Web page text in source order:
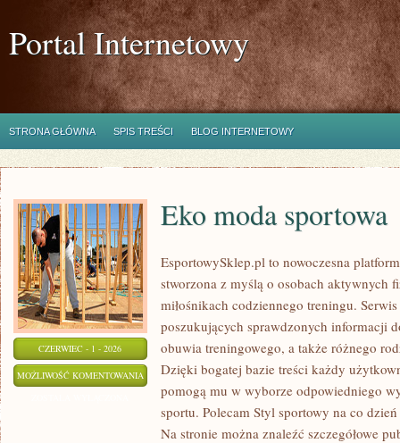
Portal Internetowy
STRONA GŁÓWNA SPIS TREŚCI BLOG INTERNETOWY
CZERWIEC - 1 - 2026
MOŻLIWOŚĆ KOMENTOWANIA
MODA
SPORTOWA
Eko moda sportowa
EsportowySklep.pl to nowoczesna
stworzona z myślą o osobach aktywnych
miłośnikach codziennego treningu.
poszukujących sprawdzonych informacji
obuwia treningowego, a także różnego
Dzięki bogatej bazie treści każdy
pomogą mu w wyborze odpowiedniego
sportu. Polecam Styl sportowy na co
Na stronie można znaleźć szczegółowe